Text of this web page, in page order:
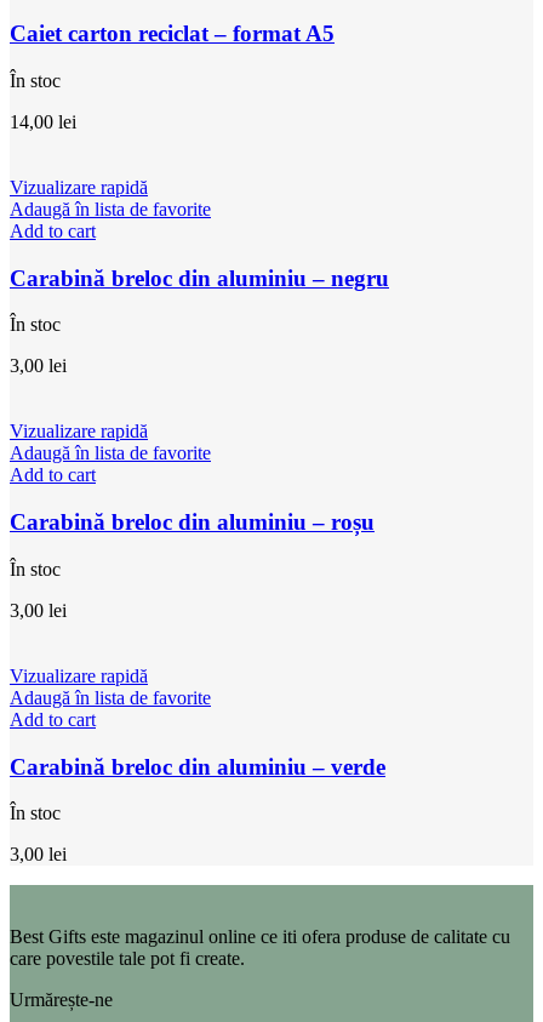
Caiet carton reciclat – format A5
În stoc
14,00 lei
Vizualizare rapidă
Adaugă în lista de favorite
Add to cart
Carabină breloc din aluminiu – negru
În stoc
3,00 lei
Vizualizare rapidă
Adaugă în lista de favorite
Add to cart
Carabină breloc din aluminiu – roșu
În stoc
3,00 lei
Vizualizare rapidă
Adaugă în lista de favorite
Add to cart
Carabină breloc din aluminiu – verde
În stoc
3,00 lei
Best Gifts este magazinul online ce iti ofera produse de calitate cu
care povestile tale pot fi create.
Urmărește-ne